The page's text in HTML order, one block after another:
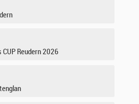
CUP Reudern 2026